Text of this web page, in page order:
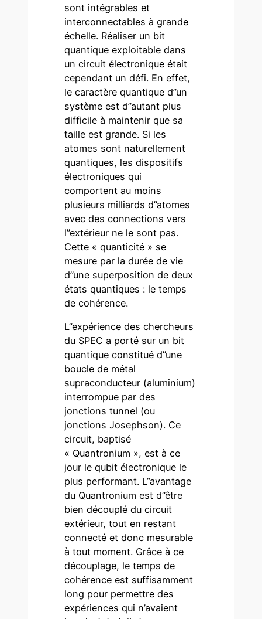
sont intégrables et
interconnectables à grande
échelle. Réaliser un bit
quantique exploitable dans
un circuit électronique était
cependant un défi. En effet,
le caractère quantique d’’un
système est d’’autant plus
difficile à maintenir que sa
taille est grande. Si les
atomes sont naturellement
quantiques, les dispositifs
électroniques qui
comportent au moins
plusieurs milliards d’’atomes
avec des connections vers
l’’extérieur ne le sont pas.
Cette « quanticité » se
mesure par la durée de vie
d’’une superposition de deux
états quantiques : le temps
de cohérence.
L’’expérience des chercheurs
du SPEC a porté sur un bit
quantique constitué d’’une
boucle de métal
supraconducteur (aluminium)
interrompue par des
jonctions tunnel (ou
jonctions Josephson). Ce
circuit, baptisé
« Quantronium », est à ce
jour le qubit électronique le
plus performant. L’’avantage
du Quantronium est d’’être
bien découplé du circuit
extérieur, tout en restant
connecté et donc mesurable
à tout moment. Grâce à ce
découplage, le temps de
cohérence est suffisamment
long pour permettre des
expériences qui n’avaient